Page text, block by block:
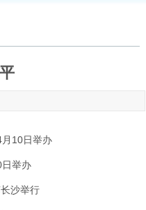
10日举办
举办
沙举行